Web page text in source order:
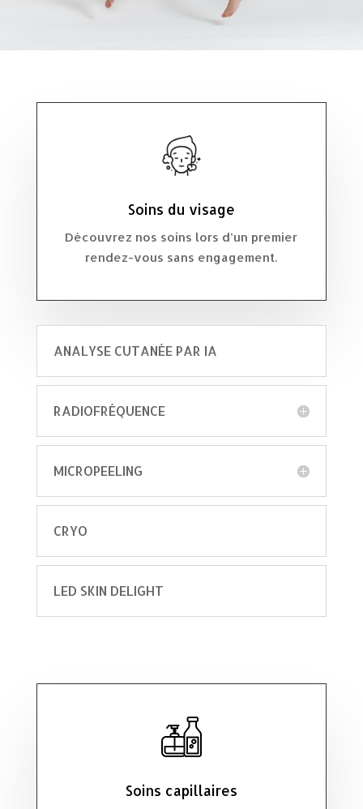
Soins du visage
Découvrez nos soins lors d’un premier
rendez-vous sans engagement.
ANALYSE CUTANÉE PAR IA
RADIOFRÉQUENCE
MICROPEELING
CRYO
LED SKIN DELIGHT
Soins capillaires